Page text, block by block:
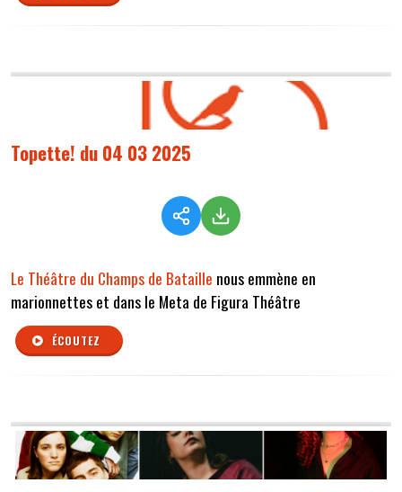
Topette! du 04 03 2025
Le Théâtre du Champs de Bataille nous emmène en
marionnettes et dans le Meta de Figura Théâtre
ÉCOUTEZ